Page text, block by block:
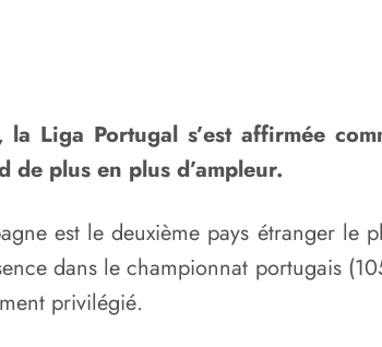
la Liga Portugal s’est affirmée
de plus en plus d’ampleur.
est le deuxième pays étranger
dans le championnat portugais
privilégié.